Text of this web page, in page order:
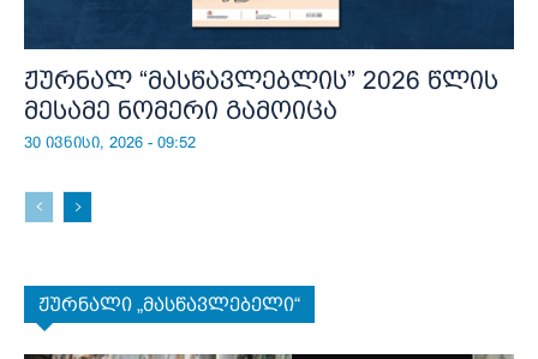
ჟურნალ “მასწავლებლის” 2026 წლის
მესამე ნომერი გამოიცა
30 ივნისი, 2026 - 09:52
ჟურნალი „მასწავლებელი“